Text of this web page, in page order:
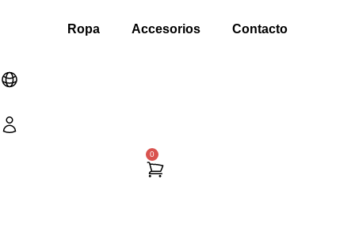
Ropa Accesorios Contacto
0